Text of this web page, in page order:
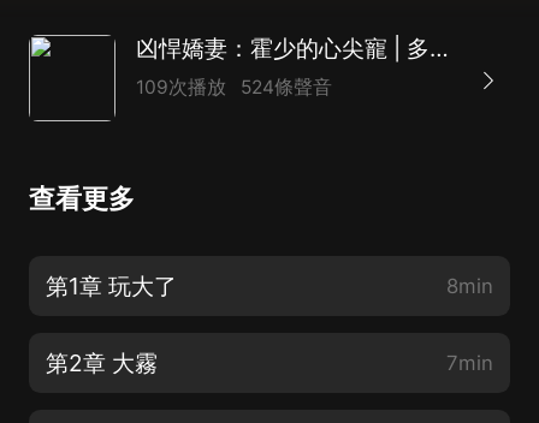
凶悍嬌妻：霍少的心尖寵 | 多人有聲劇
109次播放 524條聲音
查看更多
第1章 玩大了 8min
第2章 大霧 7min